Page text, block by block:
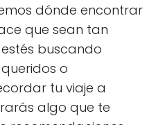
dónde encontrar
que sean tan
buscando
o
tu viaje a
algo que te